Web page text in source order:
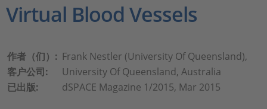
视频
杂志
公司
Virtual Blood Vessels
作者（们）: Frank Nestler (University Of Queensland),
客户公司:
University Of Queensland, Australia
已出版:
dSPACE Magazine 1/2015, Mar 2015